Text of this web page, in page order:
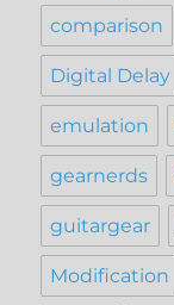
comparison
Digital Delay
emulation
gearnerds
guitargear
Modification